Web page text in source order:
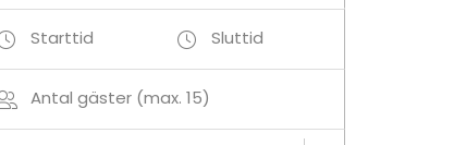
Starttid Sluttid
Antal gäster (max. 15)